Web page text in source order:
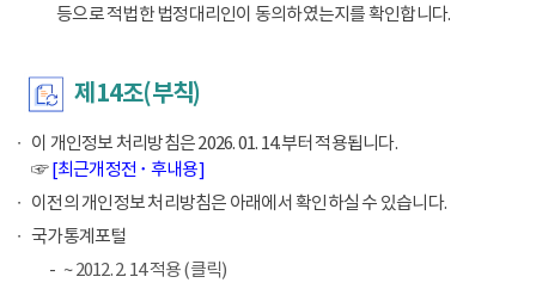
등으로 적법한 법정대리인이 동의하였는지를 확인합니다.
제14조(부칙)
이 개인정보 처리방침은 2026. 01. 14.부터 적용됩니다.
☞[최근개정전 ･ 후내용]
이전의 개인정보 처리방침은 아래에서 확인하실 수 있습니다.
국가통계포털
~ 2012. 2. 14 적용 (클릭)